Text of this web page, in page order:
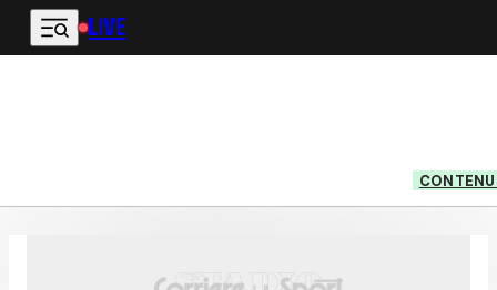
Vai al contenuto principale
LIVE